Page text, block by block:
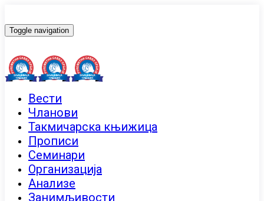
Toggle navigation
Вести
Чланови
Такмичарска књижица
Прописи
Семинари
Организација
Анализе
Занимљивости